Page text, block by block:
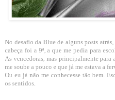
No desafio da Blue de alguns posts
cabeça foi a 9ª, a que me pedia para
As vencedoras, mas principalmente
me soube a pouco e que já me estava a
Ou eu já não me conhecesse tão bem.
os sentidos.